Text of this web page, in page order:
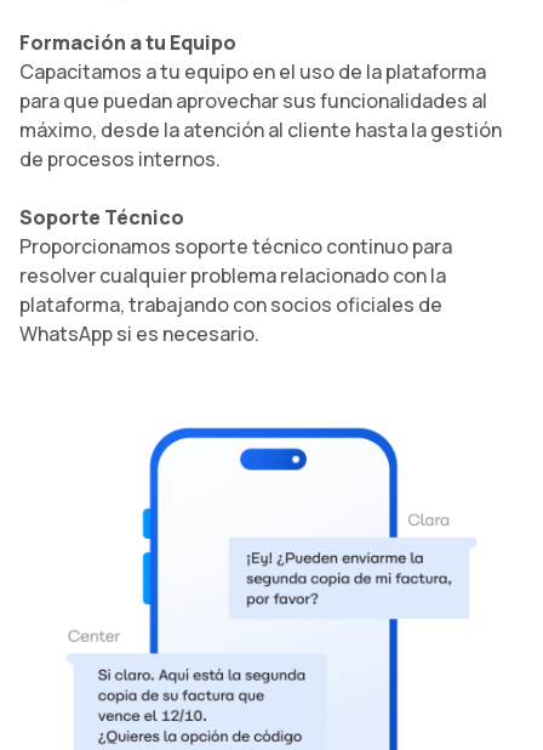
Formación a tu Equipo
Capacitamos a tu equipo en el uso de la plataforma
para que puedan aprovechar sus funcionalidades al
máximo, desde la atención al cliente hasta la gestión
de procesos internos.
Soporte Técnico
Proporcionamos soporte técnico continuo para
resolver cualquier problema relacionado con la
plataforma, trabajando con socios oficiales de
WhatsApp si es necesario.